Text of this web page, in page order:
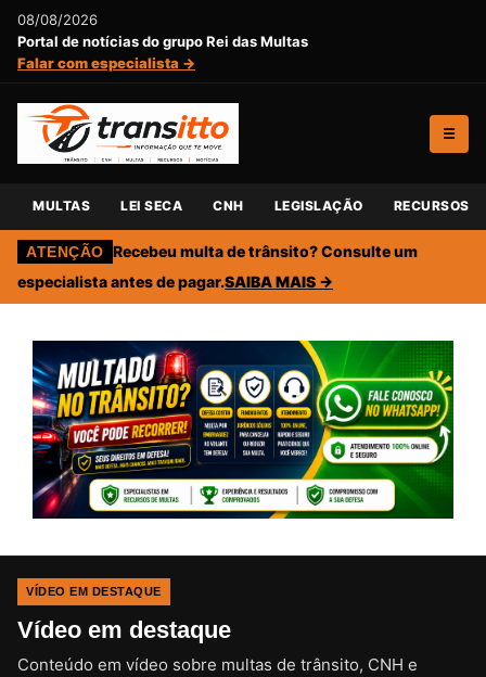
08/08/2026
Portal de notícias do grupo Rei das Multas
Falar com especialista →
☰
MULTAS LEI SECA CNH LEGISLAÇÃO RECURSOS
ATENÇÃO Recebeu multa de trânsito? Consulte um
especialista antes de pagar.SAIBA MAIS →
VÍDEO EM DESTAQUE
Vídeo em destaque
Conteúdo em vídeo sobre multas de trânsito, CNH e